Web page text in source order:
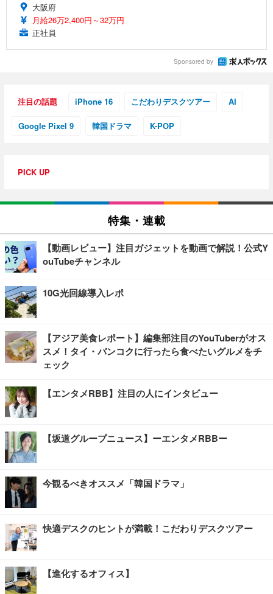
大阪府
月給26万2,400円～32万円
正社員
Sponsored by
注目の話題 iPhone 16 こだわりデスクツアー AI
Google Pixel 9 韓国ドラマ K-POP
PICK UP
特集・連載
【動画レビュー】注目ガジェットを動画で解説！公式Y
ouTubeチャンネル
10G光回線導入レポ
【アジア美食レポート】編集部注目のYouTuberがオス
スメ！タイ・バンコクに行ったら食べたいグルメをチ
ェック
【エンタメRBB】注目の人にインタビュー
【坂道グループニュース】ーエンタメRBBー
今観るべきオススメ「韓国ドラマ」
快適デスクのヒントが満載！こだわりデスクツアー
【進化するオフィス】